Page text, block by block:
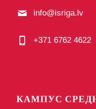
info@isriga.lv
+371 6762 4622
КАМПУС